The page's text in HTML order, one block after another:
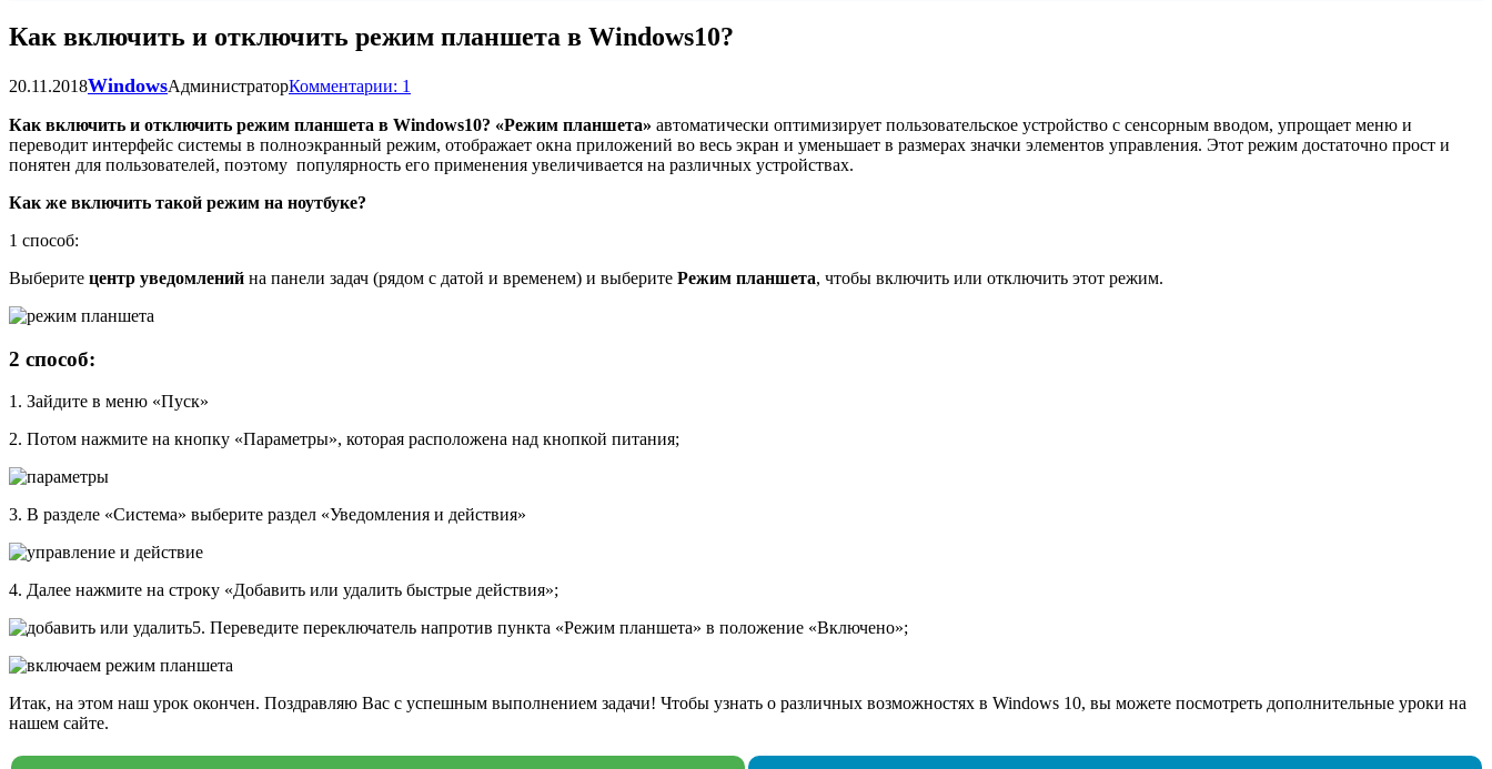
Как включить и отключить режим планшета в Windows10?
20.11.2018WindowsАдминистраторКомментарии: 1
Как включить и отключить режим планшета в Windows10? «Режим планшета» автоматически оптимизирует пользовательское устройство с сенсорным вводом, упрощает меню и
переводит интерфейс системы в полноэкранный режим, отображает окна приложений во весь экран и уменьшает в размерах значки элементов управления. Этот режим достаточно прост и
понятен для пользователей, поэтому популярность его применения увеличивается на различных устройствах.
Как же включить такой режим на ноутбуке?
1 способ:
Выберите центр уведомлений на панели задач (рядом с датой и временем) и выберите Режим планшета, чтобы включить или отключить этот режим.
2 способ:
1. Зайдите в меню «Пуск»
2. Потом нажмите на кнопку «Параметры», которая расположена над кнопкой питания;
3. В разделе «Система» выберите раздел «Уведомления и действия»
4. Далее нажмите на строку «Добавить или удалить быстрые действия»;
5. Переведите переключатель напротив пункта «Режим планшета» в положение «Включено»;
Итак, на этом наш урок окончен. Поздравляю Вас с успешным выполнением задачи! Чтобы узнать о различных возможностях в Windows 10, вы можете посмотреть дополнительные уроки на
нашем сайте.